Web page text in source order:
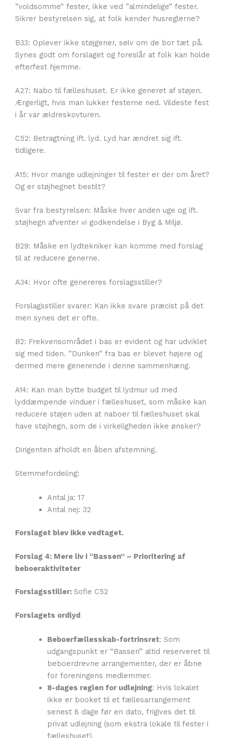
”voldsomme” fester, ikke ved ”almindelige” fester.
Sikrer bestyrelsen sig, at folk kender husreglerne?
B33: Oplever ikke støjgener, selv om de bor tæt på.
Synes godt om forslaget og foreslår at folk kan holde
efterfest hjemme.
A27: Nabo til fælleshuset. Er ikke generet af støjen.
Ærgerligt, hvis man lukker festerne ned. Vildeste fest
i år var ældreskovturen.
C52: Betragtning ift. lyd. Lyd har ændret sig ift.
tidligere.
A15: Hvor mange udlejninger til fester er der om året?
Og er støjhegnet bestilt?
Svar fra bestyrelsen: Måske hver anden uge og ift.
støjhegn afventer vi godkendelse i Byg & Miljø.
B29: Måske en lydtekniker kan komme med forslag
til at reducere generne.
A34: Hvor ofte genereres forslagsstiller?
Forslagsstiller svarer: Kan ikke svare præcist på det
men synes det er ofte.
B2: Frekvensområdet i bas er evident og har udviklet
sig med tiden. ”Dunken” fra bas er blevet højere og
dermed mere generende i denne sammenhæng.
A14: Kan man bytte budget til lydmur ud med
lyddæmpende vinduer i fælleshuset, som måske kan
reducere støjen uden at naboer til fælleshuset skal
have støjhegn, som de i virkeligheden ikke ønsker?
Dirigenten afholdt en åben afstemning.
Stemmefordeling:
Antal ja: 17
Antal nej: 32
Forslaget blev ikke vedtaget.
Forslag 4: Mere liv i “Bassen” – Prioritering af
beboeraktiviteter
Forslagsstiller: Sofie C52
Forslagets ordlyd
Beboerfællesskab-fortrinsret: Som
udgangspunkt er “Bassen” altid reserveret til
beboerdrevne arrangementer, der er åbne
for foreningens medlemmer.
8-dages reglen for udlejning: Hvis lokalet
ikke er booket til et fællesarrangement
senest 8 dage før en dato, frigives det til
privat udlejning (som ekstra lokale til fester i
fælleshuset).